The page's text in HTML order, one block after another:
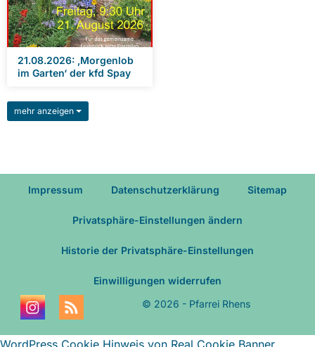
21.08.2026: ‚Morgenlob
im Garten‘ der kfd Spay
mehr anzeigen
Impressum Datenschutzerklärung Sitemap
Privatsphäre-Einstellungen ändern
Historie der Privatsphäre-Einstellungen
Einwilligungen widerrufen
© 2026 - Pfarrei Rhens
WordPress Cookie Hinweis von Real Cookie Banner